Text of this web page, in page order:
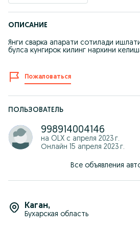
ОПИСАНИЕ
Янги сварка апарати сотилади
булса кунгирок килинг нархини
Пожаловаться
ПОЛЬЗОВАТЕЛЬ
998914004146
на OLX с апреля 2023 г.
Онлайн 15 апреля 2023 г.
Все объявления
Каган,
Бухарская область